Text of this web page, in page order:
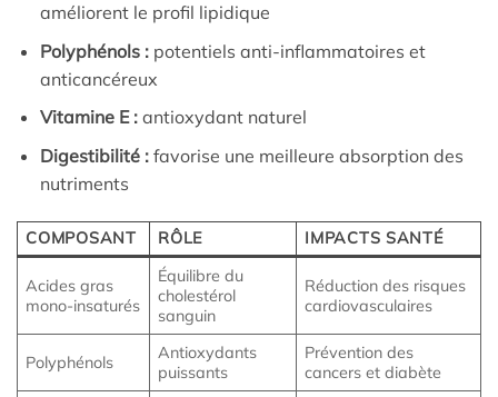
améliorent le profil lipidique
Polyphénols :potentiels anti-inflammatoires et
anticancéreux
Vitamine E :antioxydant naturel
Digestibilité :favorise une meilleure absorption des
nutriments
COMPOSANT RÔLE IMPACTS SANTÉ
Acides gras
mono-insaturés
Équilibre du
cholestérol
sanguin
Réduction des risques
cardiovasculaires
Polyphénols
Antioxydants
puissants
Prévention des
cancers et diabète